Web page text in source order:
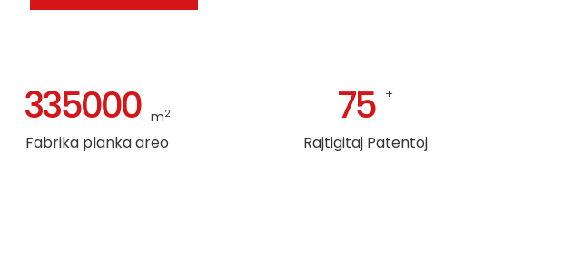
335000 m2
Fabrika planka areo
75 +
Rajtigitaj Patentoj